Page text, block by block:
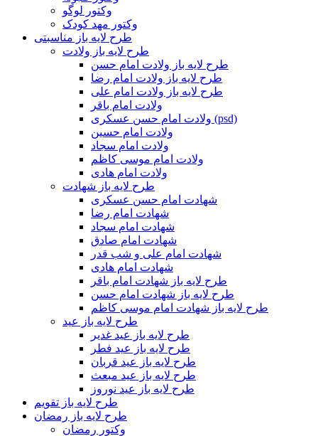
وکتور لوگو
وکتور مهد کودک
طرح لایه باز مناسبتی
طرح لایه باز ولادت
طرح لایه باز ولادت امام حسن
طرح لایه باز ولادت امام رضا
طرح لایه باز ولادت امام علی
ولادت امام باقر
ولادت امام حسن عسکری (psd)
ولادت امام حسین
ولادت امام سجاد
ولادت امام موسی کاظم
ولادت امام هادی
طرح لایه باز شهادت
شهادت امام حسن عسکری
شهادت امام رضا
شهادت امام سجاد
شهادت امام صادق
شهادت امام علی و شب قدر
شهادت امام هادی
طرح لایه باز شهادت امام باقر
طرح لایه باز شهادت امام حسن
طرح لایه باز شهادت امام موسی کاظم
طرح لایه باز عید
طرح لایه باز عید غدیر
طرح لایه باز عید فطر
طرح لایه باز عید قربان
طرح لایه باز عید مبعث
طرح لایه باز عید نوروز
طرح لایه باز تقویم
طرح لایه باز رمضان
وکتور رمضان